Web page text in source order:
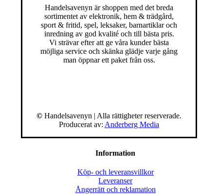
Handelsavenyn är shoppen med det breda
sortimentet av elektronik, hem & trädgård,
sport & fritid, spel, leksaker, barnartiklar och
inredning av god kvalité och till bästa pris.
Vi strävar efter att ge våra kunder bästa
möjliga service och skänka glädje varje gång
man öppnar ett paket från oss.
© Handelsavenyn | Alla rättigheter reserverade.
Producerat av: Anderberg Media
Information
Köp- och leveransvillkor
Leveranser
Ångerrätt och reklamation